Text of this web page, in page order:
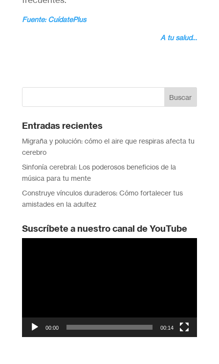
Fuente: CuídatePlus
A tu salud…
Entradas recientes
Migraña y polución: cómo el aire que respiras afecta tu
cerebro
Sinfonía cerebral: Los poderosos beneficios de la
música para tu mente
Construye vínculos duraderos: Cómo fortalecer tus
amistades en la adultez
Suscríbete a nuestro canal de YouTube
00:00 00:14